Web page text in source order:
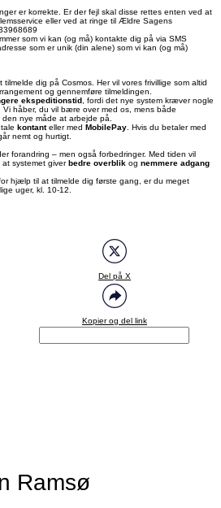
er korrekte. Er der fejl skal disse rettes enten ved at
eller ved at ringe til Ældre Sagens
som vi kan (og må) kontakte dig på via SMS
som er unik (din alene) som vi kan (og må)
dig på Cosmos. Her vil vores frivillige som altid
og gennemføre tilmeldingen.
ekspeditionstid , fordi det nye system kræver nogle
håber, du vil bære over med os, mens både
nye måde at arbejde på.
kontanteller med MobilePay . Hvis du betaler med
nemt og hurtigt.
forandring – men også forbedringer. Med tiden vil
at systemet giverbedre overblik og nemmere adgang
hjælp til at tilmelde dig første gang, er du meget
uger, kl. 10-12.
Del på X
Kopier og del link
Ramsø